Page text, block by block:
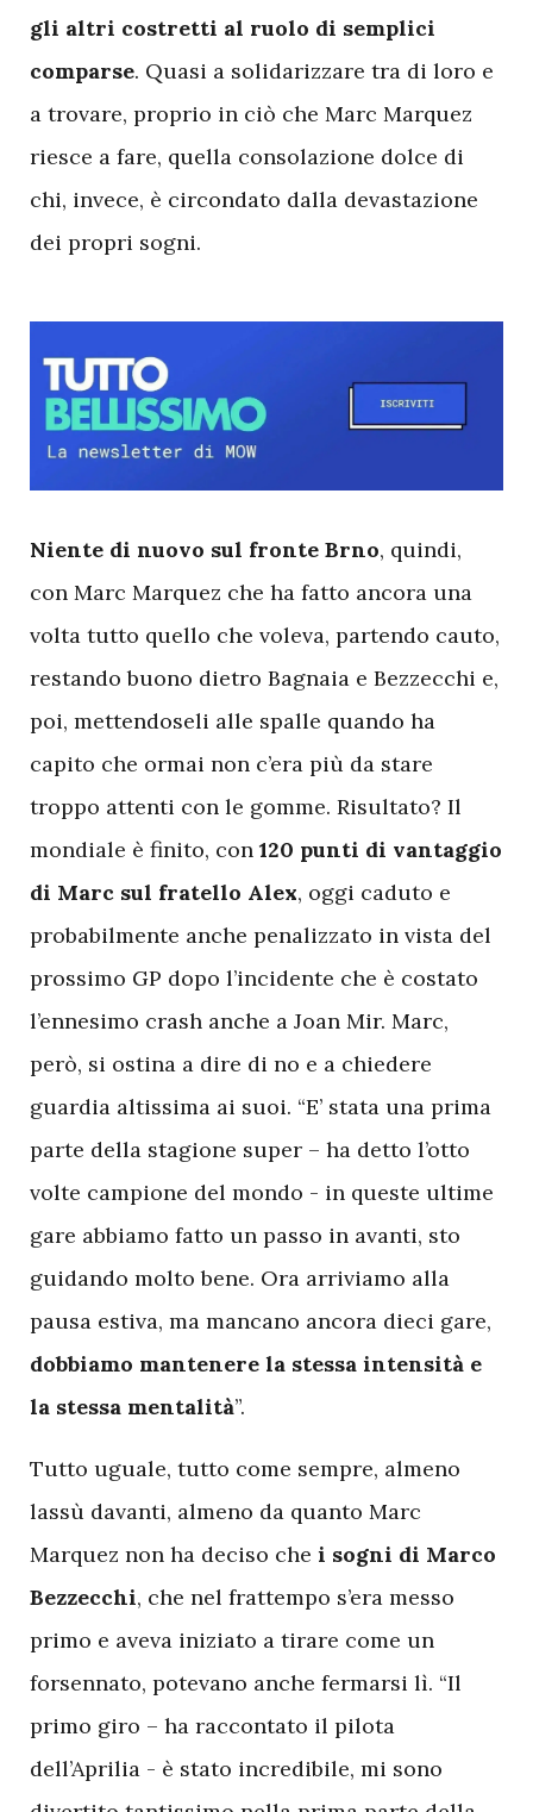
gli altri costretti al ruolo di semplici
comparse. Quasi a solidarizzare tra di loro e
a trovare, proprio in ciò che Marc Marquez
riesce a fare, quella consolazione dolce di
chi, invece, è circondato dalla devastazione
dei propri sogni.
Niente di nuovo sul fronte Brno, quindi,
con Marc Marquez che ha fatto ancora una
volta tutto quello che voleva, partendo cauto,
restando buono dietro Bagnaia e Bezzecchi e,
poi, mettendoseli alle spalle quando ha
capito che ormai non c’era più da stare
troppo attenti con le gomme. Risultato? Il
mondiale è finito, con 120 punti di vantaggio
di Marc sul fratello Alex, oggi caduto e
probabilmente anche penalizzato in vista del
prossimo GP dopo l’incidente che è costato
l’ennesimo crash anche a Joan Mir. Marc,
però, si ostina a dire di no e a chiedere
guardia altissima ai suoi. “E’ stata una prima
parte della stagione super – ha detto l’otto
volte campione del mondo - in queste ultime
gare abbiamo fatto un passo in avanti, sto
guidando molto bene. Ora arriviamo alla
pausa estiva, ma mancano ancora dieci gare,
dobbiamo mantenere la stessa intensità e
la stessa mentalità”.
Tutto uguale, tutto come sempre, almeno
lassù davanti, almeno da quanto Marc
Marquez non ha deciso che i sogni di Marco
Bezzecchi, che nel frattempo s’era messo
primo e aveva iniziato a tirare come un
forsennato, potevano anche fermarsi lì. “Il
primo giro – ha raccontato il pilota
dell’Aprilia - è stato incredibile, mi sono